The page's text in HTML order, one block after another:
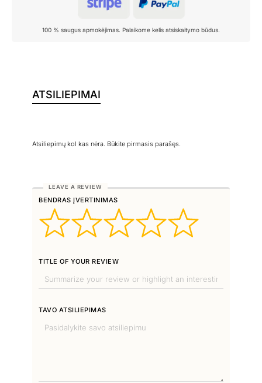
100 % saugus apmokėjimas. Palaikome kelis atsiskaitymo būdus.
ATSILIEPIMAI
Atsiliepimų kol kas nėra. Būkite pirmasis parašęs.
BENDRAS ĮVERTINIMAS
TITLE OF YOUR REVIEW
TAVO ATSILIEPIMAS